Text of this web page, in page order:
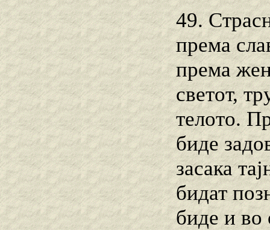
49.
према
према
светот,
телото.
биде
засака
бидат
биде и во